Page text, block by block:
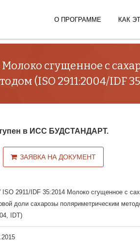
О ПРОГРАММЕ КАК
Молоко сгущенное с
(ISO 2911:2004/IDF
в ИСС БУДСТАНДАРТ.
ЗАЯВКА НА ДОКУМЕНТ
2911/IDF 35:2014 Молоко сгущенное с
доли сахарозы поляриметрическим
IDT)